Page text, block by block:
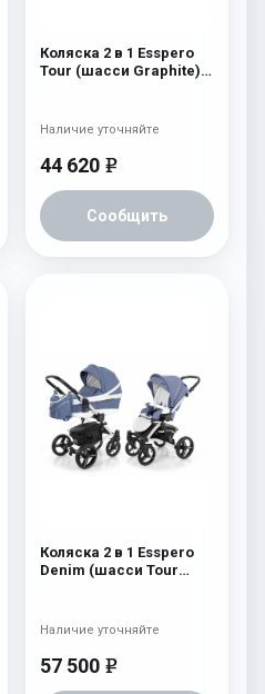
Коляска 2 в 1 Esspero
Tour (шасси Graphite)
44 620 e
Сообщить
Наличие уточняйте
Коляска 2 в 1 Esspero
Denim (шасси Tour
57 500 e
Наличие уточняйте